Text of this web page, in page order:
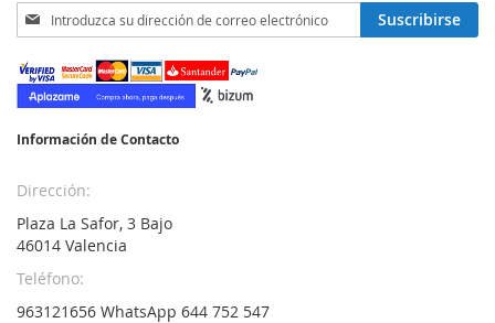
Inscríbase
a
nuestro
boletín
de
Suscribirse
Información de Contacto
Dirección:
Plaza La Safor, 3 Bajo
46014 Valencia
Teléfono:
963121656 WhatsApp 644 752 547